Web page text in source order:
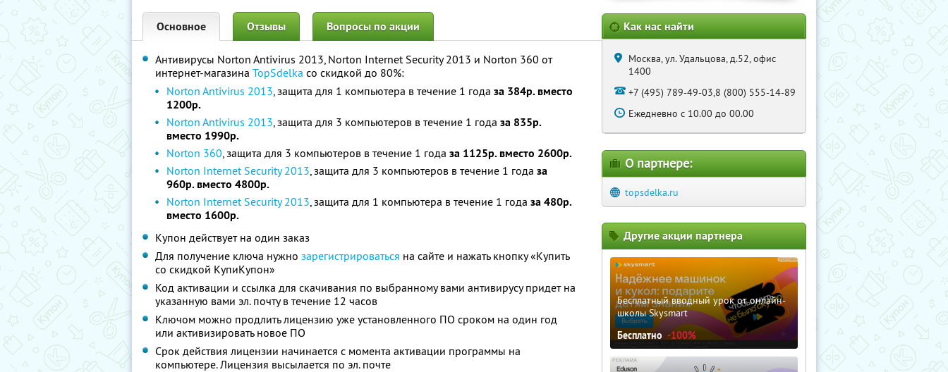
Основное Отзывы Вопросы по акции
Антивирусы Norton Antivirus 2013, Norton Internet Security 2013 и Norton 360 от
интернет-магазина TopSdelka со скидкой до 80%:
Norton Antivirus 2013, защита для 1 компьютера в течение 1 года за 384р. вместо
1200р.
Norton Antivirus 2013, защита для 3 компьютеров в течение 1 года за 835р.
вместо 1990р.
Norton 360, защита для 3 компьютеров в течение 1 года за 1125р. вместо 2600р.
Norton Internet Security 2013, защита для 3 компьютеров в течение 1 года за
960р. вместо 4800р.
Norton Internet Security 2013, защита для 1 компьютера в течение 1 года за 480р.
вместо 1600р.
Купон действует на один заказ
Для получение ключа нужно зарегистрироваться на сайте и нажать кнопку «Купить
со скидкой КупиКупон»
Код активации и ссылка для скачивания по выбранному вами антивирусу придет на
указанную вами эл. почту в течение 12 часов
Ключом можно продлить лицензию уже установленного ПО сроком на один год
или активизировать новое ПО
Срок действия лицензии начинается с момента активации программы на
компьютере. Лицензия высылается по эл. почте
Как нас найти
Москва, ул. Удальцова, д.52, офис
1400
+7 (495) 789-49-03,8 (800) 555-14-89
Ежедневно с 10.00 до 00.00
О партнере:
topsdelka.ru
Другие акции партнера
Бесплатный вводный урок от онлайн-
школы Skysmart
Бесплатно -100%